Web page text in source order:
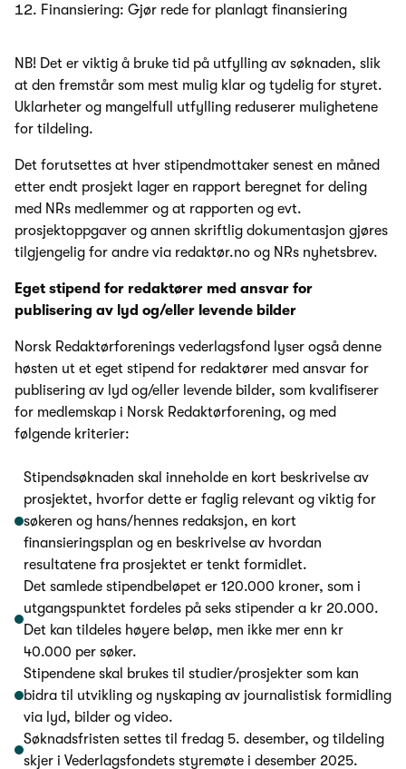
Finansiering: Gjør rede for planlagt finansiering
NB! Det er viktig å bruke tid på utfylling av søknaden, slik
at den fremstår som mest mulig klar og tydelig for styret.
Uklarheter og mangelfull utfylling reduserer mulighetene
for tildeling.
Det forutsettes at hver stipendmottaker senest en måned
etter endt prosjekt lager en rapport beregnet for deling
med NRs medlemmer og at rapporten og evt.
prosjektoppgaver og annen skriftlig dokumentasjon gjøres
tilgjengelig for andre via redaktør.no og NRs nyhetsbrev.
Eget stipend for redaktører med ansvar for
publisering av lyd og/eller levende bilder
Norsk Redaktørforenings vederlagsfond lyser også denne
høsten ut et eget stipend for redaktører med ansvar for
publisering av lyd og/eller levende bilder, som kvalifiserer
for medlemskap i Norsk Redaktørforening, og med
følgende kriterier:
Stipendsøknaden skal inneholde en kort beskrivelse av
prosjektet, hvorfor dette er faglig relevant og viktig for
søkeren og hans/hennes redaksjon, en kort
finansieringsplan og en beskrivelse av hvordan
resultatene fra prosjektet er tenkt formidlet.
Det samlede stipendbeløpet er 120.000 kroner, som i
utgangspunktet fordeles på seks stipender a kr 20.000.
Det kan tildeles høyere beløp, men ikke mer enn kr
40.000 per søker.
Stipendene skal brukes til studier/prosjekter som kan
bidra til utvikling og nyskaping av journalistisk formidling
via lyd, bilder og video.
Søknadsfristen settes til fredag 5. desember, og tildeling
skjer i Vederlagsfondets styremøte i desember 2025.